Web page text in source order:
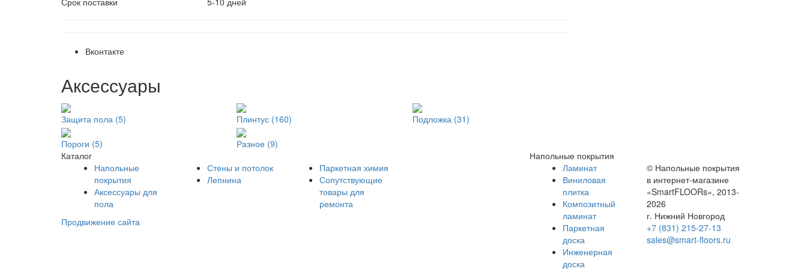
Вконтакте
Аксессуары
Защита пола (5) Плинтус (160) Подложка (31)
Пороги (5)
Разное (9)
Каталог
Напольные покрытия
Напольные
покрытия
Аксессуары для
пола
Стены и потолок
Лепнина
Паркетная химия
Сопутствующие
товары для
ремонта
Продвижение сайта
Ламинат
Виниловая
плитка
Композитный
ламинат
Паркетная
доска
Инженерная
доска
© Напольные покрытия
в интернет-магазине
«SmartFLOORs», 2013-
2026
г. Нижний Новгород
+7 (831) 215-27-13
sales@smart-floors.ru